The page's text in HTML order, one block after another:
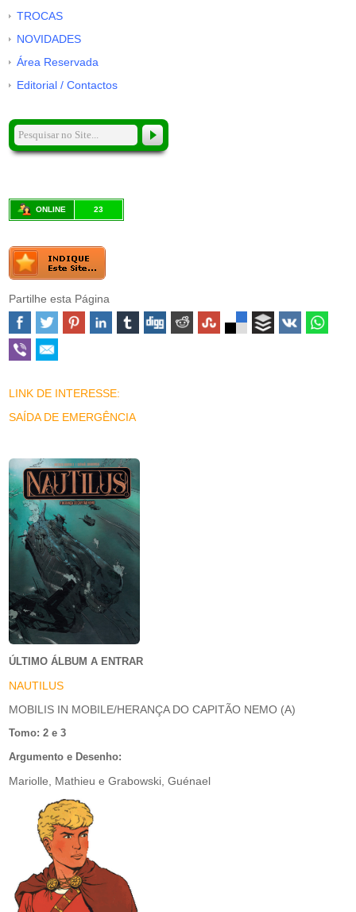
TROCAS
NOVIDADES
Área Reservada
Editorial / Contactos
ONLINE 23
Partilhe esta Página
LINK DE INTERESSE:
SAÍDA DE EMERGÊNCIA
ÚLTIMO ÁLBUM A ENTRAR
NAUTILUS
MOBILIS IN MOBILE/HERANÇA DO CAPITÃO NEMO (A)
Tomo: 2 e 3
Argumento e Desenho:
Mariolle, Mathieu e Grabowski, Guénael